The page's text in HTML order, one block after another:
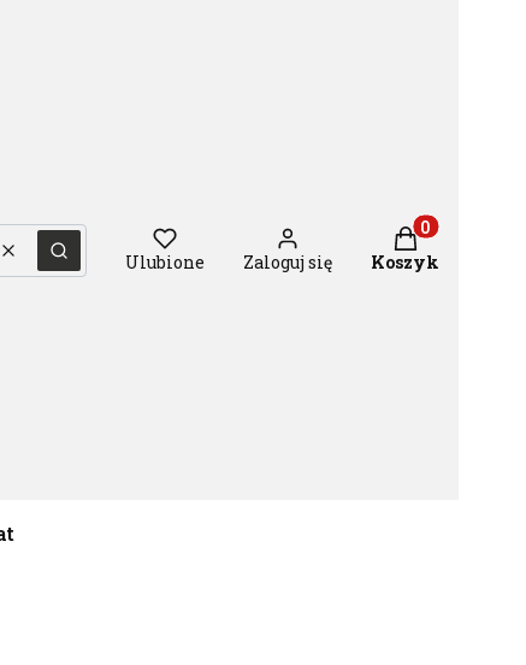
WyczyśćSzukaj Ulubione Zaloguj się
Produkty w
Koszyk